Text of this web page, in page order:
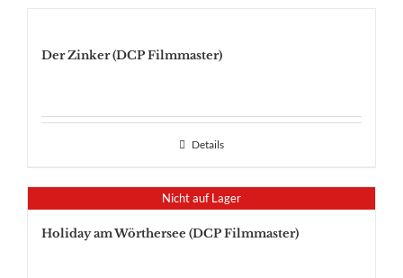
Der Zinker (DCP Filmmaster)
Details
Nicht auf Lager
Holiday am Wörthersee (DCP Filmmaster)